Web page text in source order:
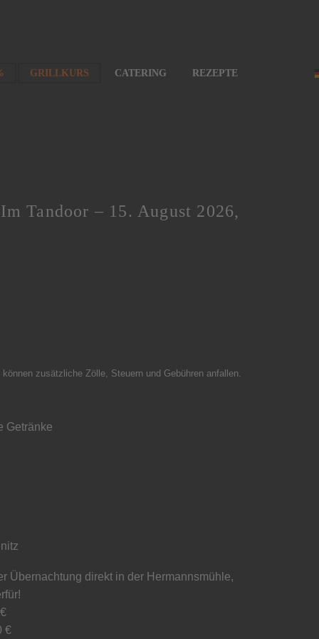
GRILLKURS CATERING REZEPTE
Tandoor – 15. August 2026,
zusätzliche Zölle, Steuern und Gebühren anfallen.
Getränke
Übernachtung direkt in der Hermannsmühle,
€